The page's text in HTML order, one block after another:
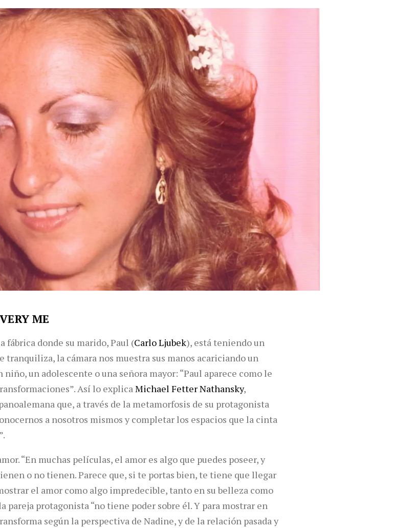
ME
fábrica donde su marido, Paul (Carlo Ljubek), está teniendo un
tranquiliza, la cámara nos muestra sus manos acariciando un
un adolescente o una señora mayor: “Paul aparece como le
Así lo explicaMichael Fetter Nathansky,
que, a través de la metamorfosis de su protagonista
a nosotros mismos y completar los espacios que la cinta
“En muchas películas, el amor es algo que puedes poseer, y
o no tienen. Parece que, si te portas bien, te tiene que llegar
el amor como algo impredecible, tanto en su belleza como
pareja protagonista “no tiene poder sobre él. Y para mostrar en
según la perspectiva de Nadine, y de la relación pasada y